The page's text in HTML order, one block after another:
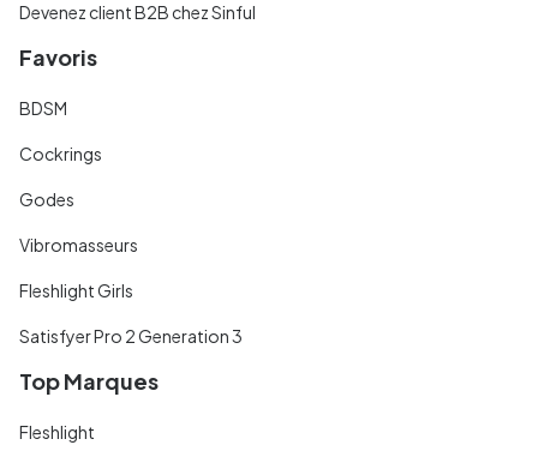
Devenez client B2B chez Sinful
Favoris
BDSM
Cockrings
Godes
Vibromasseurs
Fleshlight Girls
Satisfyer Pro 2 Generation 3
Top Marques
Fleshlight